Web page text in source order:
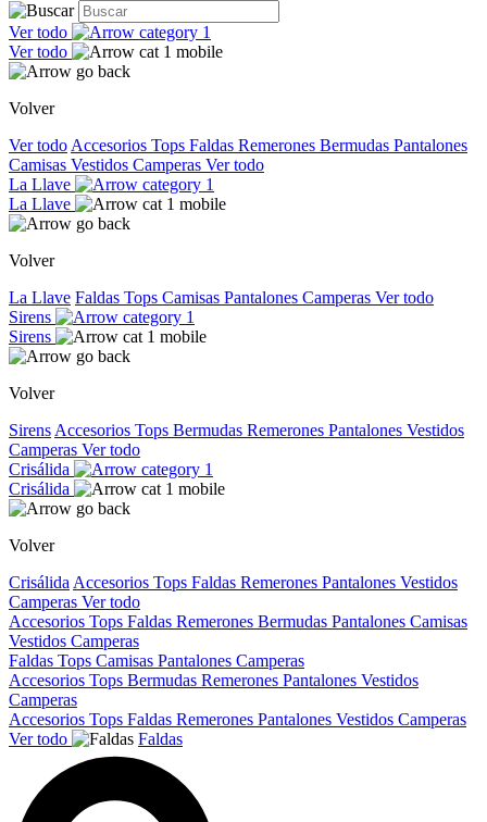
Ver todo
Ver todo
Volver
Ver todo Accesorios Tops Faldas Remerones Bermudas Pantalones
Camisas Vestidos Camperas Ver todo
La Llave
La Llave
Volver
La Llave Faldas Tops Camisas Pantalones Camperas Ver todo
Sirens
Sirens
Volver
Sirens Accesorios Tops Bermudas Remerones Pantalones Vestidos
Camperas Ver todo
Crisálida
Crisálida
Volver
Crisálida Accesorios Tops Faldas Remerones Pantalones Vestidos
Camperas Ver todo
Accesorios Tops Faldas Remerones Bermudas Pantalones Camisas
Vestidos Camperas
Faldas Tops Camisas Pantalones Camperas
Accesorios Tops Bermudas Remerones Pantalones Vestidos
Camperas
Accesorios Tops Faldas Remerones Pantalones Vestidos Camperas
Ver todo
Faldas